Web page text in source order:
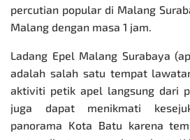
percutian popular di Malang
Malang dengan masa 1 jam.
Ladang Epel Malang Surabaya
adalah salah satu tempat
aktiviti petik apel langsung dari
juga dapat menikmati
panorama Kota Batu karena